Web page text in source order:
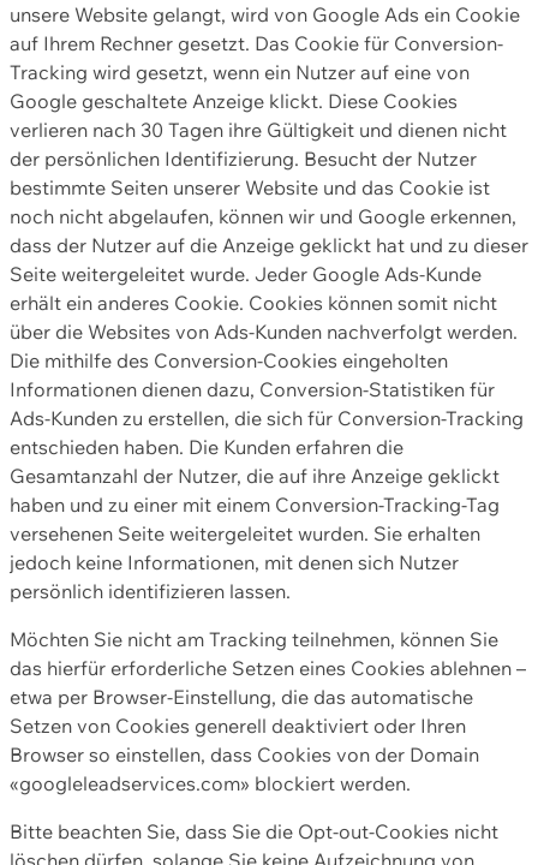
unsere Website gelangt, wird von Google Ads ein Cookie
auf Ihrem Rechner gesetzt. Das Cookie für Conversion-
Tracking wird gesetzt, wenn ein Nutzer auf eine von
Google geschaltete Anzeige klickt. Diese Cookies
verlieren nach 30 Tagen ihre Gültigkeit und dienen nicht
der persönlichen Identifizierung. Besucht der Nutzer
bestimmte Seiten unserer Website und das Cookie ist
noch nicht abgelaufen, können wir und Google erkennen,
dass der Nutzer auf die Anzeige geklickt hat und zu dieser
Seite weitergeleitet wurde. Jeder Google Ads-Kunde
erhält ein anderes Cookie. Cookies können somit nicht
über die Websites von Ads-Kunden nachverfolgt werden.
Die mithilfe des Conversion-Cookies eingeholten
Informationen dienen dazu, Conversion-Statistiken für
Ads-Kunden zu erstellen, die sich für Conversion-Tracking
entschieden haben. Die Kunden erfahren die
Gesamtanzahl der Nutzer, die auf ihre Anzeige geklickt
haben und zu einer mit einem Conversion-Tracking-Tag
versehenen Seite weitergeleitet wurden. Sie erhalten
jedoch keine Informationen, mit denen sich Nutzer
persönlich identifizieren lassen.
Möchten Sie nicht am Tracking teilnehmen, können Sie
das hierfür erforderliche Setzen eines Cookies ablehnen –
etwa per Browser-Einstellung, die das automatische
Setzen von Cookies generell deaktiviert oder Ihren
Browser so einstellen, dass Cookies von der Domain
«googleleadservices.com» blockiert werden.
Bitte beachten Sie, dass Sie die Opt-out-Cookies nicht